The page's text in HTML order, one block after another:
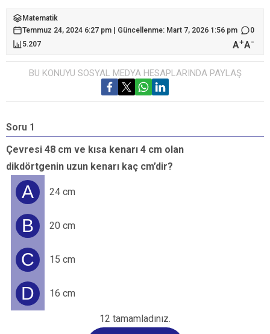
Matematik
Temmuz 24, 2024 6:27 pm | Güncellenme: Mart 7, 2026 1:56 pm
0
5.207
A+A-
BU KONUYU SOSYAL MEDYA HESAPLARINDA PAYLAŞ
Soru 1
Çevresi 48 cm ve kısa kenarı 4 cm olan
dikdörtgenin uzun kenarı kaç cm’dir?
A 24 cm
B 20 cm
C 15 cm
D 16 cm
12 tamamladınız.